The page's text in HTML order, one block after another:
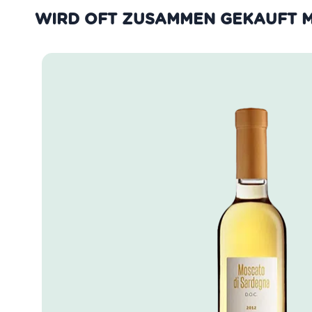
WIRD OFT ZUSAMMEN GEKAUFT